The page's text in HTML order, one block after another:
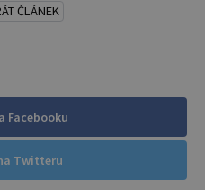
ČLÁNEK
Facebooku
Twitteru